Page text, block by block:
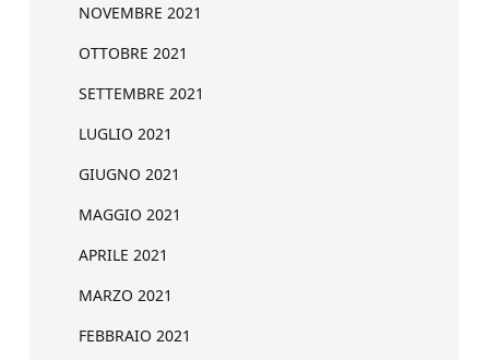
NOVEMBRE 2021
OTTOBRE 2021
SETTEMBRE 2021
LUGLIO 2021
GIUGNO 2021
MAGGIO 2021
APRILE 2021
MARZO 2021
FEBBRAIO 2021